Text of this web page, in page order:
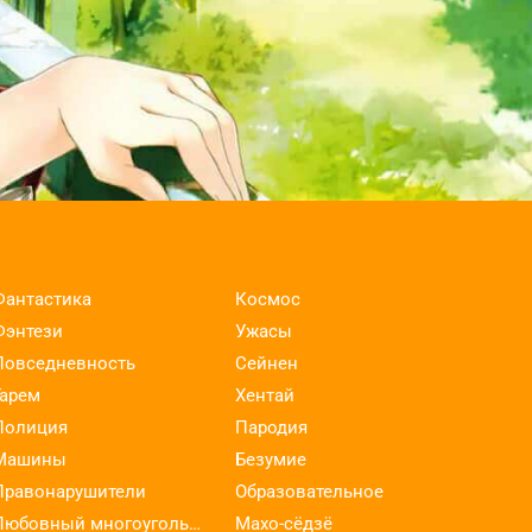
Космос
Ужасы
Сейнен
Хентай
Пародия
Безумие
Образовательное
Любовный многоугольник Махо-сёдзё